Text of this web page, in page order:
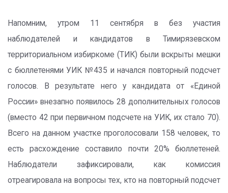
Напомним, утром 11 сентября в без участия
наблюдателей и кандидатов в Тимирязевском
территориальном избиркоме (ТИК) были вскрыты мешки
с бюллетенями УИК №435 и начался повторный подсчет
голосов. В результате него у кандидата от «Единой
России» внезапно появилось 28 дополнительных голосов
(вместо 42 при первичном подсчете на УИК, их стало 70).
Всего на данном участке проголосовали 158 человек, то
есть расхождение составило почти 20% бюллетеней.
Наблюдатели зафиксировали, как комиссия
отреагировала на вопросы тех, кто на повторный подсчет